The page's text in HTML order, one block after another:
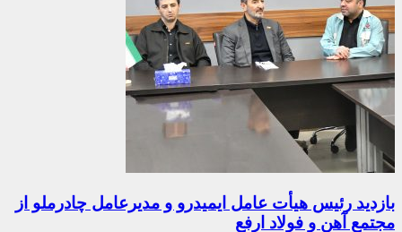
بازدید رئیس هیأت عامل ایمیدرو و مدیرعامل چادرملو از
مجتمع آهن و فولاد ارفع